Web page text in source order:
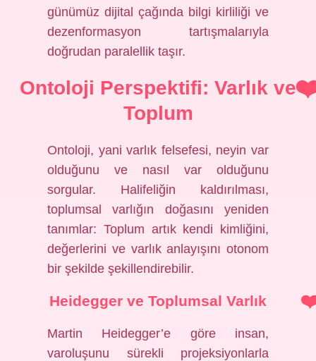
günümüz dijital çağında bilgi kirliliği ve
dezenformasyon tartışmalarıyla
doğrudan paralellik taşır.
Ontoloji Perspektifi: Varlık ve
Toplum
Ontoloji, yani varlık felsefesi, neyin var
olduğunu ve nasıl var olduğunu
sorgular. Halifeliğin kaldırılması,
toplumsal varlığın doğasını yeniden
tanımlar: Toplum artık kendi kimliğini,
değerlerini ve varlık anlayışını otonom
bir şekilde şekillendirebilir.
Heidegger ve Toplumsal Varlık
Martin Heidegger’e göre insan,
varoluşunu sürekli projeksiyonlarla